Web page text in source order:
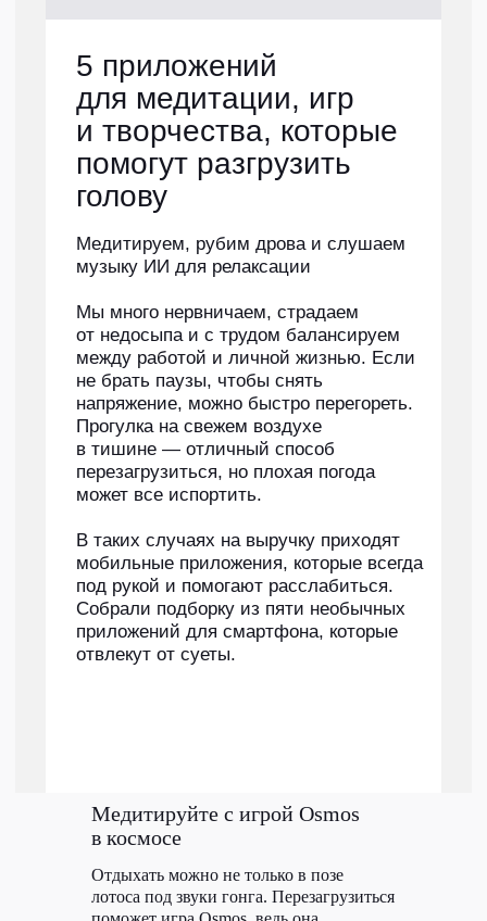
Медитируйте с игрой Osmos
в космосе
Отдыхать можно не только в позе
лотоса под звуки гонга. Перезагрузиться